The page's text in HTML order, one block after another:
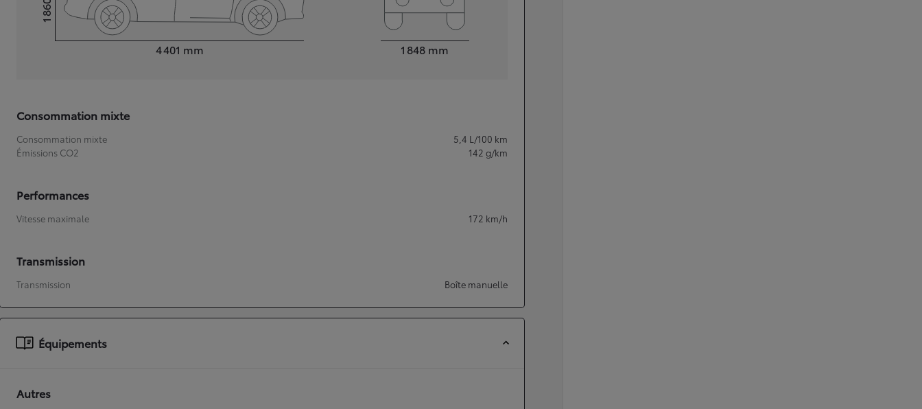
Nouvelle Yaris Cross
4 401 mm
Hauteur1 860
1 848 mm
Consommation mixte
Consommation mixte 5,4 L/100 km
Émissions CO2
142 g/km
Performances
Vitesse maximale 172 km/h
Transmission
Transmission Boîte manuelle
Équipements
Autres